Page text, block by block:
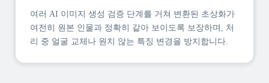
여러 AI 이미지 생성 검증 단계를 거쳐 변환된 초상화가
여전히 원본 인물과 정확히 같아 보이도록 보장하며, 처
리 중 얼굴 교체나 원치 않는 특징 변경을 방지합니다.